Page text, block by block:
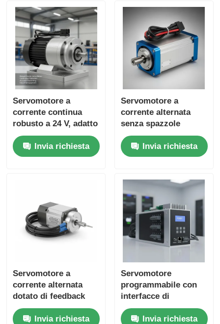
automatizzati
Servomotore a
corrente continua
robusto a 24 V, adatto
per il funzionamento
continuo e il
posizionamento
Invia richiesta
Servomotore a
corrente alternata
senza spazzole
progettato per un
posizionamento
preciso e un controllo
processi di
produzione
automatizzati
Invia richiesta
Servomotore a
corrente alternata
dotato di feedback
del risolutore che
garantisce un
Invia richiesta
Servomotore
programmabile con
interfacce di
comunicazione
multiple e facile
Invia richiesta